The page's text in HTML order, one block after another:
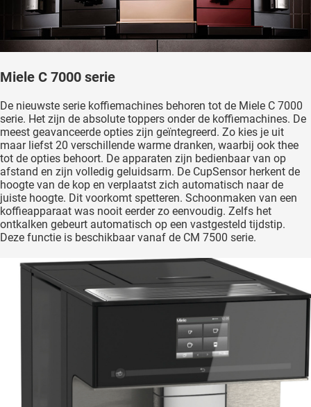
Miele C 7000 serie
De nieuwste serie koffiemachines behoren tot de Miele C 7000
serie. Het zijn de absolute toppers onder de koffiemachines. De
meest geavanceerde opties zijn geïntegreerd. Zo kies je uit
maar liefst 20 verschillende warme dranken, waarbij ook thee
tot de opties behoort. De apparaten zijn bedienbaar van op
afstand en zijn volledig geluidsarm. De CupSensor herkent de
hoogte van de kop en verplaatst zich automatisch naar de
juiste hoogte. Dit voorkomt spetteren. Schoonmaken van een
koffieapparaat was nooit eerder zo eenvoudig. Zelfs het
ontkalken gebeurt automatisch op een vastgesteld tijdstip.
Deze functie is beschikbaar vanaf de CM 7500 serie.